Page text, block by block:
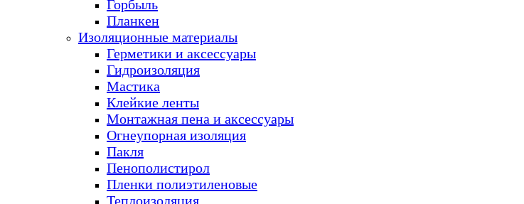
Горбыль
Планкен
Изоляционные материалы
Герметики и аксессуары
Гидроизоляция
Мастика
Клейкие ленты
Монтажная пена и аксессуары
Огнеупорная изоляция
Пакля
Пенополистирол
Пленки полиэтиленовые
Теплоизоляция